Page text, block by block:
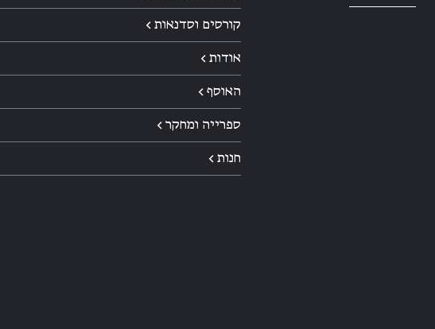
קורסים וסדנאות ←
אודות ←
האוסף ←
ספרייה ומחקר ←
חנות ←